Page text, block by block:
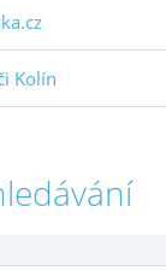
Kolín